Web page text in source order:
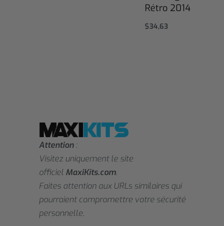
Rétro 2014
$34,63
Attention:
Visitez uniquement le site
officiel MaxiKits.com.
Faites attention aux URLs similaires qui
pourraient compromettre votre sécurité
personnelle.